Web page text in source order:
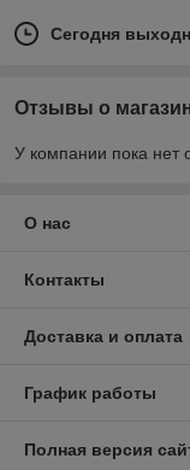
Сегодня
Отзывы о
У компании пока нет
О нас
Контакты
Доставка и оплата
График работы
Полная версия